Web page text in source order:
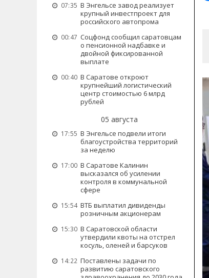
07:35 В Энгельсе завод реализует
крупный инвестпроект для
российского автопрома
00:47 Соцфонд сообщил саратовцам
о пенсионной надбавке и
двойной фиксированной
выплате
00:40 В Саратове откроют
крупнейший логистический
центр стоимостью 6 млрд
рублей
05 августа
17:55 В Энгельсе подвели итоги
благоустройства территорий
за неделю
17:00 В Саратове Калинин
высказался об усилении
контроля в коммунальной
сфере
15:54 ВТБ выплатил дивиденды
розничным акционерам
15:30 В Саратовской области
утвердили квоты на отстрел
косуль, оленей и барсуков
14:22 Поставлены задачи по
развитию саратовского